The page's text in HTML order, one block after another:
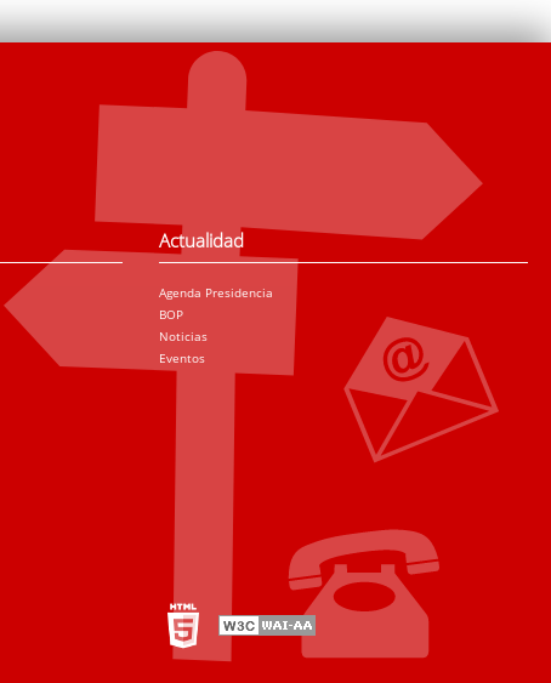
Actualidad
Agenda Presidencia
BOP
Noticias
Eventos